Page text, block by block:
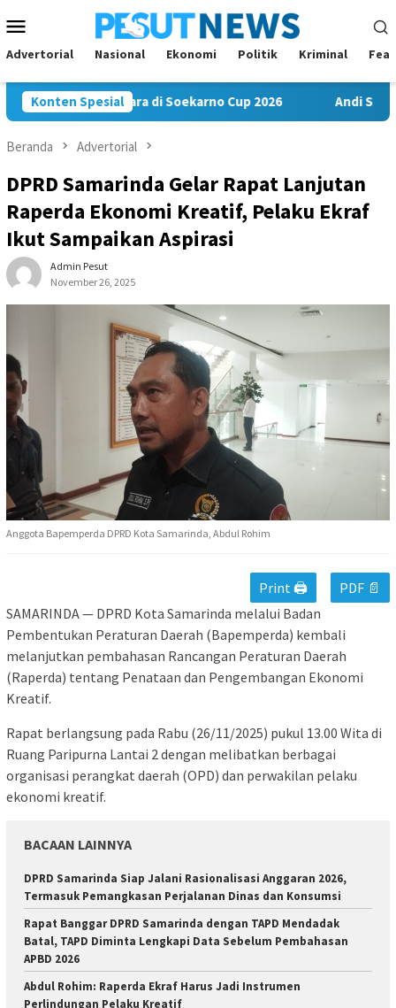
ke
kontenMobile
Advertorial Nasional Ekonomi Politik Kriminal
Konten Spesial
Misi Juara di Soekarno Cup 2026 Andi Satya
Beranda Advertorial
DPRD Samarinda Gelar Rapat Lanjutan
Raperda Ekonomi Kreatif, Pelaku Ekraf
Ikut Sampaikan Aspirasi
Admin Pesut
November 26, 2025
Anggota Bapemperda DPRD Kota Samarinda, Abdul Rohim
Print 🖨
PDF 📄
SAMARINDA — DPRD Kota Samarinda melalui Badan
Pembentukan Peraturan Daerah (Bapemperda) kembali
melanjutkan pembahasan Rancangan Peraturan Daerah
(Raperda) tentang Penataan dan Pengembangan Ekonomi
Kreatif.
Rapat berlangsung pada Rabu (26/11/2025) pukul 13.00 Wita di
Ruang Paripurna Lantai 2 dengan melibatkan berbagai
organisasi perangkat daerah (OPD) dan perwakilan pelaku
ekonomi kreatif.
BACAAN LAINNYA
DPRD Samarinda Siap Jalani Rasionalisasi Anggaran 2026,
Termasuk Pemangkasan Perjalanan Dinas dan Konsumsi
Rapat Banggar DPRD Samarinda dengan TAPD Mendadak
Batal, TAPD Diminta Lengkapi Data Sebelum Pembahasan
APBD 2026
Abdul Rohim: Raperda Ekraf Harus Jadi Instrumen
Perlindungan Pelaku Kreatif